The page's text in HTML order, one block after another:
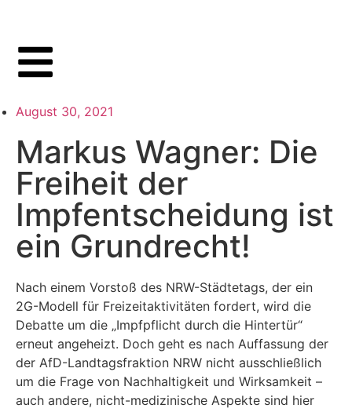
August 30, 2021
Markus Wagner: Die
Freiheit der
Impfentscheidung ist
ein Grundrecht!
Nach einem Vorstoß des NRW-Städtetags, der ein
2G-Modell für Freizeitaktivitäten fordert, wird die
Debatte um die „Impfpflicht durch die Hintertür“
erneut angeheizt. Doch geht es nach Auffassung der
der AfD-Landtagsfraktion NRW nicht ausschließlich
um die Frage von Nachhaltigkeit und Wirksamkeit –
auch andere, nicht-medizinische Aspekte sind hier